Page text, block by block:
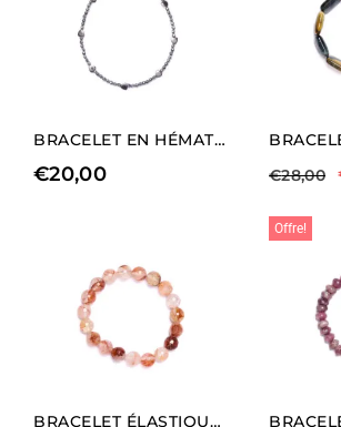
BRACELET EN HÉMATITE RHODIÉE AVEC ÉLÉMENTS EN FORME DE CŒUR.
€20,00
€28,00
BRACELET ÉLASTIQUE EN QUARTZ HÉMATOÏDE
Offre!